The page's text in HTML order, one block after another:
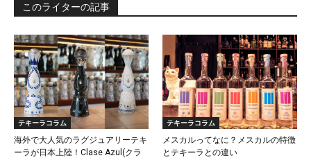
このライターの記事
テキーラコラム
海外で大人気のラグジュアリーテキ
ーラが日本上陸！Clase Azul(クラ
テキーラコラム
メスカルってなに？メスカルの特徴
とテキーラとの違い